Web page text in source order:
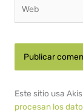
Este sitio usa
procesan los